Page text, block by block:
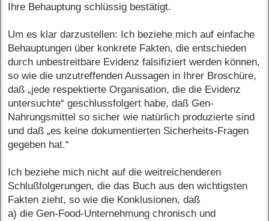
Ihre Behauptung schlüssig bestätigt.
Um es klar darzustellen: Ich beziehe mich auf einfache
Behauptungen über konkrete Fakten, die entschieden
durch unbestreitbare Evidenz falsifiziert werden können,
so wie die unzutreffenden Aussagen in Ihrer Broschüre,
daß „jede respektierte Organisation, die die Evidenz
untersuchte“ geschlussfolgert habe, daß Gen-
Nahrungsmittel so sicher wie natürlich produzierte sind
und daß „es keine dokumentierten Sicherheits-Fragen
gegeben hat.“
Ich beziehe mich nicht auf die weitreichenderen
Schlußfolgerungen, die das Buch aus den wichtigsten
Fakten zieht, so wie die Konklusionen, daß
a) die Gen-Food-Unternehmung chronisch und